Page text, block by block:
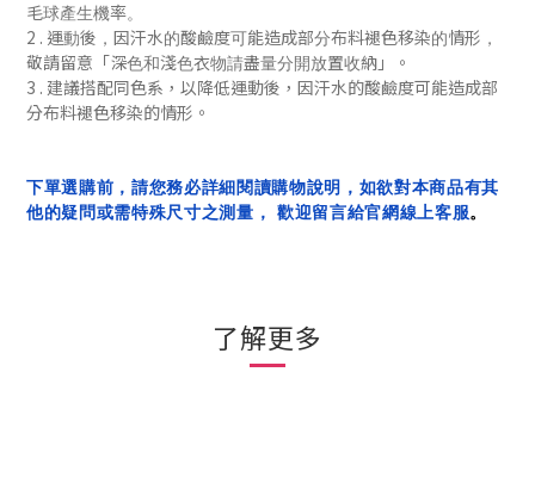
毛球產生機率。
2 . 運動後， 因汗水的酸鹼度可能造成部分布料褪色移染的情形，
敬請留意 「深色和淺色衣物請盡量分開放置收納 」 。
3 . 建議搭配同色系， 以降低運動後， 因汗水的酸鹼度可能造成部
分布料褪色移染的情形 。
下單選購前，請您務必詳細閱讀購物說明，如欲對本商品有其
他的疑問或需特殊尺寸之測量， 歡迎留言給官網線上客服。
了解更多